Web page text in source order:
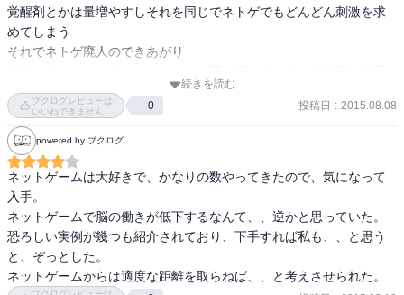
とになる。
もちろん、脳機能が極端に落ちているから、まともな人生を歩むこ
とはできない。
中高生のネット依存は50万人以上いる。
アンケート調査によると、
中高生のスマホ利用時間は、
平日　２時間以上が68.4％　３時間以上が41.6％　６時間以上が
8.0％に上り、
休日に至っては、2時間以上が85.2％　３時間以上が64.8％　６時間
以上が18.9％に上っている。アンケートを実施する度に、スマホの
利用時間が伸びている。
覚醒剤とかは量増やすしそれを同じでネトゲでもどんどん刺激を求
めてしまう
それでネトゲ廃人のできあがり
できる反面その恐ろしさを認知できずに誰でも簡単に取り扱えるも
のだからこそ読んで欲しい本です
続きを読む
ブクログレビューは
いいねできません
0 投稿日 : 2015.08.08
powered by ブクログ
ネットゲームは大好きで、かなりの数やってきたので、気になって
入手。
ネットゲームで脳の働きが低下するなんて、、逆かと思っていた。
恐ろしい実例が幾つも紹介されており、下手すれば私も、、と思う
と、ぞっとした。
ネットゲームからは適度な距離を取らねば、、と考えさせられた。